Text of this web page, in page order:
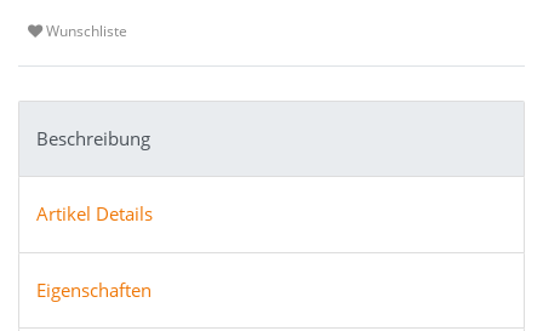
Wunschliste
Beschreibung
Artikel Details
Eigenschaften